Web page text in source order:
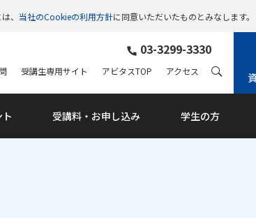
、 当社のCookieの利用方針に同意いただいたものとみなします。
03-3299-3330
受講料・ お申し込み 学生の方
受講生専用サイト アビタスTOP アクセス